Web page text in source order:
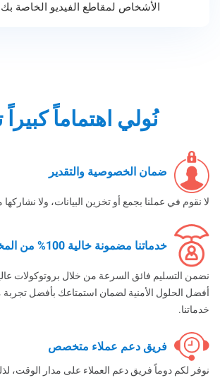
الأشخاص لمقاطع الفيديو الخاصة
نُولي اهتماماً كبيراً
ضمان الخصوصية والتقدير
لا نقوم في عملنا بجمع أو تخزين البيانات، ولا
خدماتنا مضمونة خالية 100% من المخاطر
نضمن التسليم فائق السرعة من خلال بروتوكولات
أفضل الحلول الأمنية لضمان استمتاعك بأفضل تجربة
خدماتنا.
فريق دعم عملاء متخصص
نوفر لكم دوماً فريق دعم العملاء على مدار الوقت،